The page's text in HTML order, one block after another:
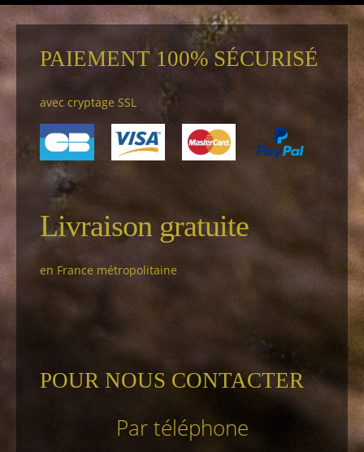
PAIEMENT 100% SÉCURISÉ
avec cryptage SSL
Livraison gratuite
en France métropolitaine
POUR NOUS CONTACTER
Par téléphone